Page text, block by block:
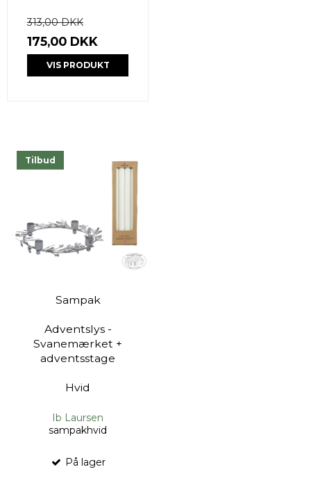
313,00 DKK
175,00 DKK
VIS PRODUKT
Tilbud
Sampak
Adventslys -
Svanemærket +
adventsstage
Hvid
Ib Laursen
sampakhvid
På lager